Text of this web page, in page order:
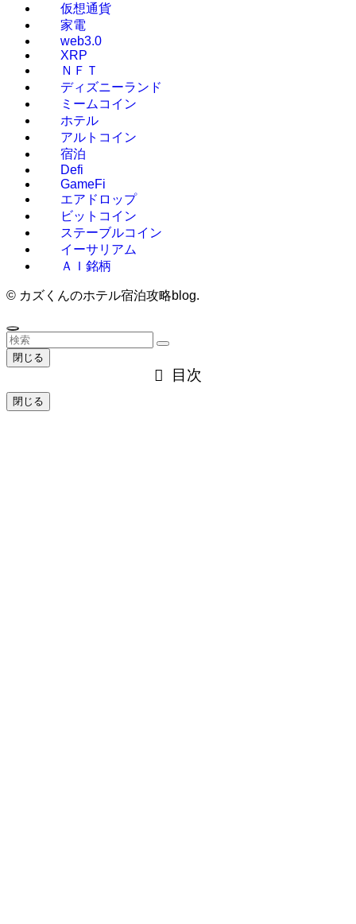
仮想通貨
家電
web3.0
XRP
ＮＦＴ
ディズニーランド
ミームコイン
ホテル
アルトコイン
宿泊
Defi
GameFi
エアドロップ
ビットコイン
ステーブルコイン
イーサリアム
ＡＩ銘柄
© カズくんのホテル宿泊攻略blog.
閉じる
目次
閉じる